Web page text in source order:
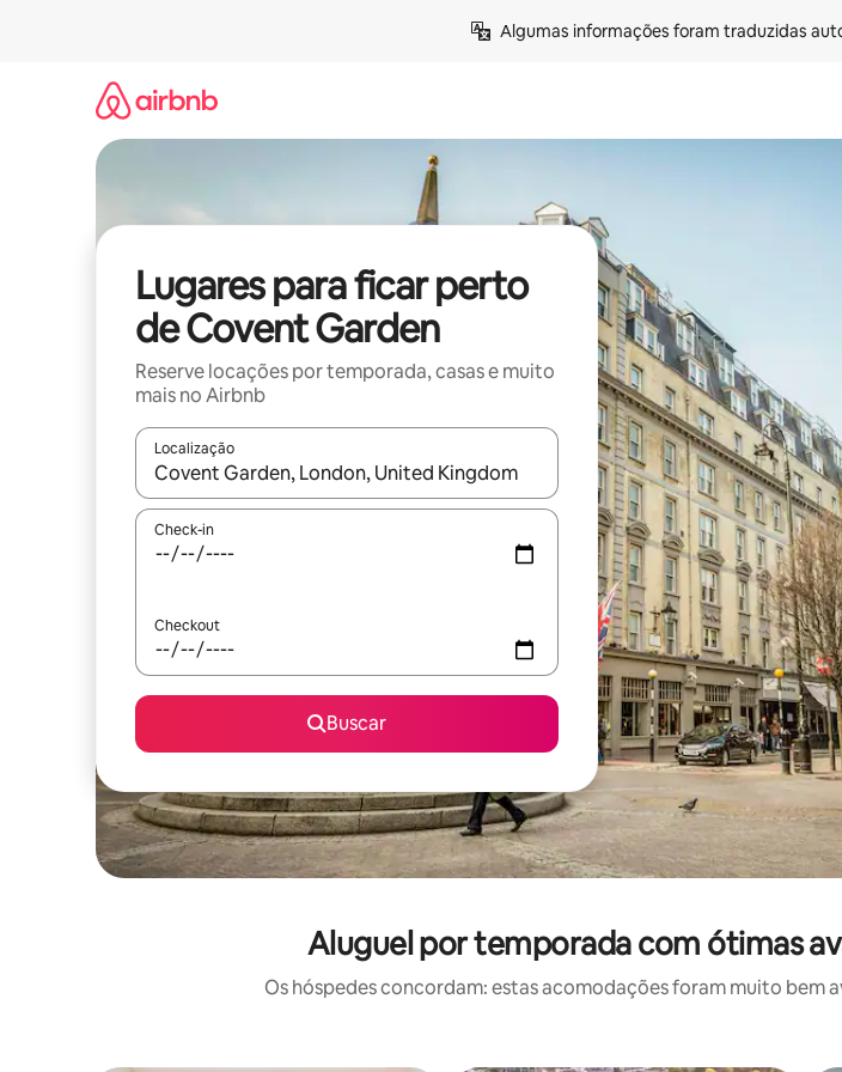
Algumas informações foram traduzidas
Lugares para ficar perto
de Covent Garden
Reserve locações por temporada, casas e muito
mais no Airbnb
Localização
Quando os resultados estiverem disponíveis, explore-os usando as seta para cima e
Check-in
Checkout
Buscar
Aluguel por temporada com ótimas
Os hóspedes concordam: estas acomodações foram muito bem